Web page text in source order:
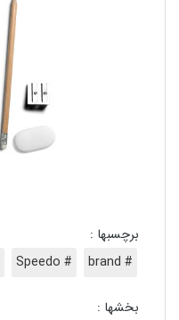
برچسبها :
# brand
# Speedo
بخشها :